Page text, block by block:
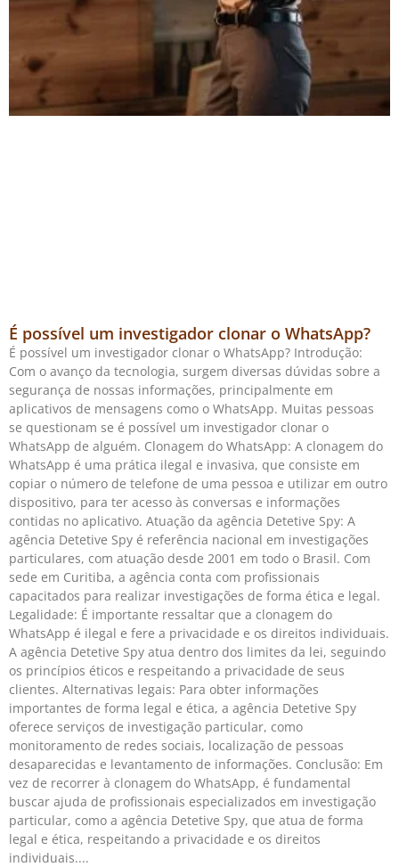
É possível um investigador clonar o WhatsApp?
É possível um investigador clonar o WhatsApp? Introdução:
Com o avanço da tecnologia, surgem diversas dúvidas sobre a
segurança de nossas informações, principalmente em
aplicativos de mensagens como o WhatsApp. Muitas pessoas
se questionam se é possível um investigador clonar o
WhatsApp de alguém. Clonagem do WhatsApp: A clonagem do
WhatsApp é uma prática ilegal e invasiva, que consiste em
copiar o número de telefone de uma pessoa e utilizar em outro
dispositivo, para ter acesso às conversas e informações
contidas no aplicativo. Atuação da agência Detetive Spy: A
agência Detetive Spy é referência nacional em investigações
particulares, com atuação desde 2001 em todo o Brasil. Com
sede em Curitiba, a agência conta com profissionais
capacitados para realizar investigações de forma ética e legal.
Legalidade: É importante ressaltar que a clonagem do
WhatsApp é ilegal e fere a privacidade e os direitos individuais.
A agência Detetive Spy atua dentro dos limites da lei, seguindo
os princípios éticos e respeitando a privacidade de seus
clientes. Alternativas legais: Para obter informações
importantes de forma legal e ética, a agência Detetive Spy
oferece serviços de investigação particular, como
monitoramento de redes sociais, localização de pessoas
desaparecidas e levantamento de informações. Conclusão: Em
vez de recorrer à clonagem do WhatsApp, é fundamental
buscar ajuda de profissionais especializados em investigação
particular, como a agência Detetive Spy, que atua de forma
legal e ética, respeitando a privacidade e os direitos
individuais.